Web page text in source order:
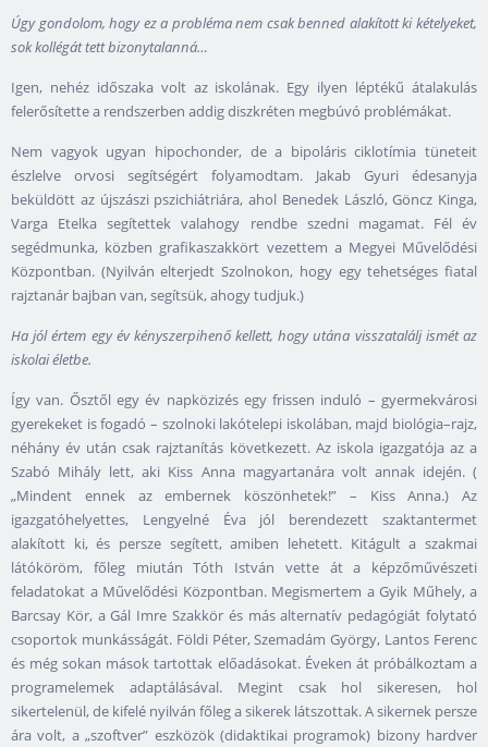
Úgy gondolom, hogy ez a probléma nem csak benned alakított ki kételyeket,
sok kollégát tett bizonytalanná…
Igen, nehéz időszaka volt az iskolának. Egy ilyen léptékű átalakulás
felerősítette a rendszerben addig diszkréten megbúvó problémákat.
Nem vagyok ugyan hipochonder, de a bipoláris ciklotímia tüneteit
észlelve orvosi segítségért folyamodtam. Jakab Gyuri édesanyja
beküldött az újszászi pszichiátriára, ahol Benedek László, Göncz Kinga,
Varga Etelka segítettek valahogy rendbe szedni magamat. Fél év
segédmunka, közben grafikaszakkört vezettem a Megyei Művelődési
Központban. (Nyilván elterjedt Szolnokon, hogy egy tehetséges fiatal
rajztanár bajban van, segítsük, ahogy tudjuk.)
Ha jól értem egy év kényszerpihenő kellett, hogy utána visszatalálj ismét az
iskolai életbe.
Így van. Ősztől egy év napközizés egy frissen induló – gyermekvárosi
gyerekeket is fogadó – szolnoki lakótelepi iskolában, majd biológia–rajz,
néhány év után csak rajztanítás következett. Az iskola igazgatója az a
Szabó Mihály lett, aki Kiss Anna magyartanára volt annak idején. (
„Mindent ennek az embernek köszönhetek!” – Kiss Anna.) Az
igazgatóhelyettes, Lengyelné Éva jól berendezett szaktantermet
alakított ki, és persze segített, amiben lehetett. Kitágult a szakmai
látóköröm, főleg miután Tóth István vette át a képzőművészeti
feladatokat a Művelődési Központban. Megismertem a Gyik Műhely, a
Barcsay Kör, a Gál Imre Szakkör és más alternatív pedagógiát folytató
csoportok munkásságát. Földi Péter, Szemadám György, Lantos Ferenc
és még sokan mások tartottak előadásokat. Éveken át próbálkoztam a
programelemek adaptálásával. Megint csak hol sikeresen, hol
sikertelenül, de kifelé nyilván főleg a sikerek látszottak. A sikernek persze
ára volt, a „szoftver” eszközök (didaktikai programok) bizony hardver